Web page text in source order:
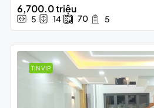
6,700.0 triệu
5 14 70 5
TIN VIP